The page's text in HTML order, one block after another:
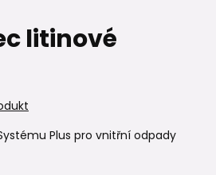
litinové
Plus pro vnitřní odpady